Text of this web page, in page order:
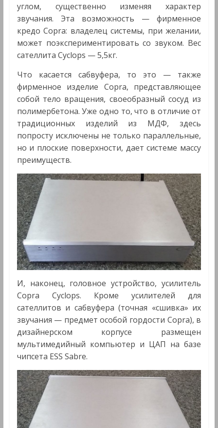
углом, существенно изменяя характер
звучания. Эта возможность — фирменное
кредо Copra: владелец системы, при желании,
может поэкспериментировать со звуком. Вес
сателлита Cyclops — 5,5кг.
Что касается сабвуфера, то это — также
фирменное изделие Copra, представляющее
собой тело вращения, своеобразный сосуд из
полимербетона. Уже одно то, что в отличие от
традиционных изделий из МДФ, здесь
попросту исключены не только параллельные,
но и плоские поверхности, дает системе массу
преимуществ.
И, наконец, головное устройство, усилитель
Copra Cyclops. Кроме усилителей для
сателлитов и сабвуфера (точная «сшивка» их
звучания — предмет особой гордости Copra), в
дизайнерском корпусе размещен
мультимедийный компьютер и ЦАП на базе
чипсета ESS Sabre.